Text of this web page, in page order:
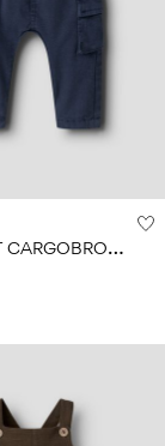
B
AGGY FIT CARGOBROEK